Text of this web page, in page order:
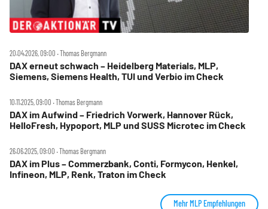
20.04.2026, 09:00 ‧ Thomas Bergmann
DAX erneut schwach – Heidelberg Materials, MLP,
Siemens, Siemens Health, TUI und Verbio im Check
10.11.2025, 09:00 ‧ Thomas Bergmann
DAX im Aufwind – Friedrich Vorwerk, Hannover Rück,
HelloFresh, Hypoport, MLP und SUSS Microtec im Check
26.06.2025, 09:00 ‧ Thomas Bergmann
DAX im Plus – Commerzbank, Conti, Formycon, Henkel,
Infineon, MLP, Renk, Traton im Check
Mehr MLP Empfehlungen